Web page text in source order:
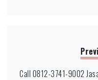
Call 0812-3741-9002